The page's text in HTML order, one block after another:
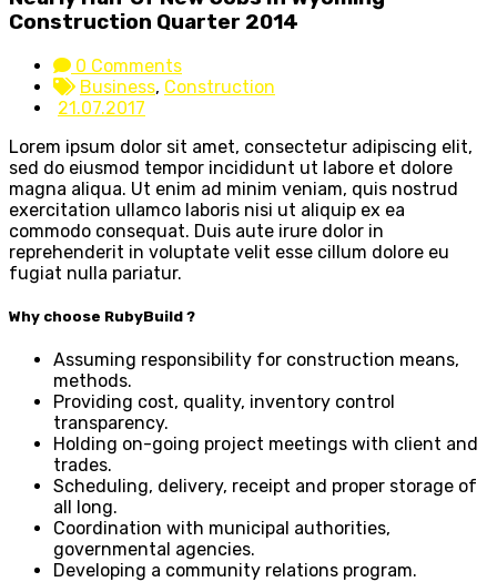
Construction Quarter 2014
0 Comments
Business, Construction
21.07.2017
Lorem ipsum dolor sit amet, consectetur adipiscing elit,
sed do eiusmod tempor incididunt ut labore et dolore
magna aliqua. Ut enim ad minim veniam, quis nostrud
exercitation ullamco laboris nisi ut aliquip ex ea
commodo consequat. Duis aute irure dolor in
reprehenderit in voluptate velit esse cillum dolore eu
fugiat nulla pariatur.
Why choose RubyBuild ?
Assuming responsibility for construction means,
methods.
Providing cost, quality, inventory control
transparency.
Holding on-going project meetings with client and
trades.
Scheduling, delivery, receipt and proper storage of
all long.
Coordination with municipal authorities,
governmental agencies.
Developing a community relations program.